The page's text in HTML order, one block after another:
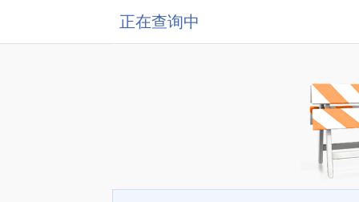
正在查询中